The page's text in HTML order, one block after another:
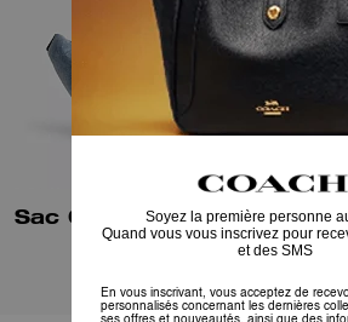
Sac Ceinture Travis 35 En Denim Usé Avec Charms